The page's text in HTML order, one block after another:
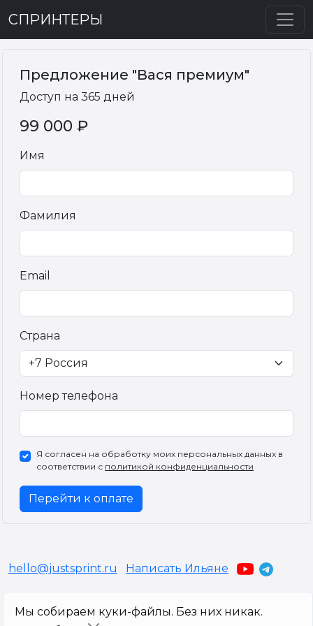
СПРИНТЕРЫ
Предложение "Вася премиум"
Доступ на 365 дней
99 000 ₽
Имя
Фамилия
Email
Страна
Номер телефона
Я согласен на обработку моих персональных данных в
соответствии с политикой конфиденциальности
Перейти к оплате
hello@justsprint.ru Написать Ильяне
Мы используем файлы cookie, для персонализации сервисов и повышения
удобства пользования сайтом. Если вы не согласны на их использование,
Мы собираем куки-файлы. Без них никак.